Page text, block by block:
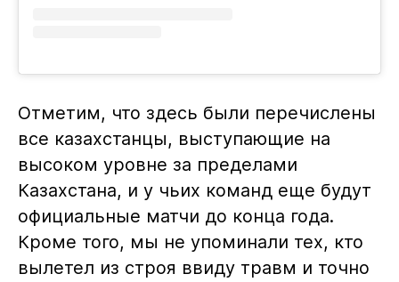
Отметим, что здесь были перечислены
все казахстанцы, выступающие на
высоком уровне за пределами
Казахстана, и у чьих команд еще будут
официальные матчи до конца года.
Кроме того, мы не упоминали тех, кто
вылетел из строя ввиду травм и точно